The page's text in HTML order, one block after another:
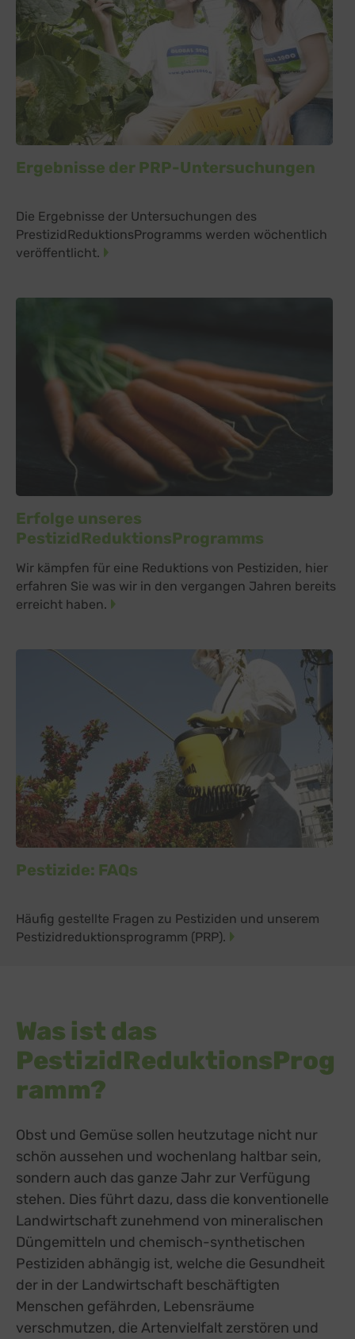
Ergebnisse der PRP-Untersuchungen
Die Ergebnisse der Untersuchungen des
PrestizidReduktionsProgramms werden wöchentlich
veröffentlicht.
Erfolge unseres
PestizidReduktionsProgramms
Wir kämpfen für eine Reduktions von Pestiziden, hier
erfahren Sie was wir in den vergangen Jahren bereits
erreicht haben.
Pestizide: FAQs
Häufig gestellte Fragen zu Pestiziden und unserem
Pestizidreduktionsprogramm (PRP).
Was ist das
PestizidReduktionsProg
ramm?
Obst und Gemüse sollen heutzutage nicht nur
schön aussehen und wochenlang haltbar sein,
sondern auch das ganze Jahr zur Verfügung
stehen. Dies führt dazu, dass die konventionelle
Landwirtschaft zunehmend von mineralischen
Düngemitteln und chemisch-synthetischen
Pestiziden abhängig ist, welche die Gesundheit
der in der Landwirtschaft beschäftigten
Menschen gefährden, Lebensräume
verschmutzen, die Artenvielfalt zerstören und